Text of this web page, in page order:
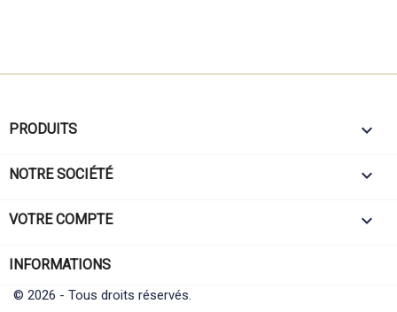
PRODUITS 
NOTRE SOCIÉTÉ 
VOTRE COMPTE 
INFORMATIONS
© 2026 - Tous droits réservés.